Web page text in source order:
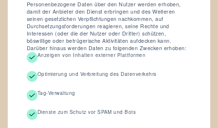
Personenbezogene Daten über den Nutzer werden erhoben,
damit der Anbieter den Dienst erbringen und des Weiteren
seinen gesetzlichen Verpflichtungen nachkommen, auf
Durchsetzungsforderungen reagieren, seine Rechte und
Interessen (oder die der Nutzer oder Dritter) schützen,
böswillige oder betrügerische Aktivitäten aufdecken kann.
Darüber hinaus werden Daten zu folgenden Zwecken erhoben:
Anzeigen von Inhalten externer Plattformen
Optimierung und Verbreitung des Datenverkehrs
Tag-Verwaltung
Dienste zum Schutz vor SPAM und Bots